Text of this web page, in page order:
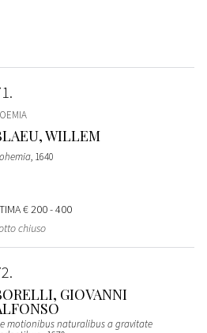
WILLEM
, 1640
€ 200 - 400
chiuso
GIOVANNI
motionibus naturalibus a gravitate